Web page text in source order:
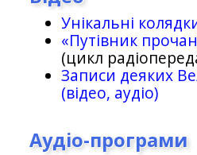
Унікальні
«Путівник
(цикл
Записи деяких
(відео, аудіо)
Аудіо-програми